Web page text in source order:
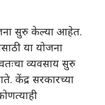
सुरु केल्या आहेत.
या योजना
व्यवसाय सुरु
केंद्र सरकारच्या